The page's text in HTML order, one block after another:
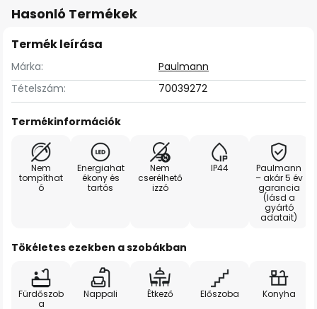
Hasonló Termékek
Termék leírása
Márka:
Paulmann
Tételszám:
70039272
Termékinformációk
Nem
tompíthat
ó
Energiahat
ékony és
tartós
Nem
cserélhető
izzó
IP44
Paulmann
– akár 5 év
garancia
(lásd a
gyártó
adatait)
Tökéletes ezekben a szobákban
Fürdőszob
a
Nappali Étkező Előszoba Konyha